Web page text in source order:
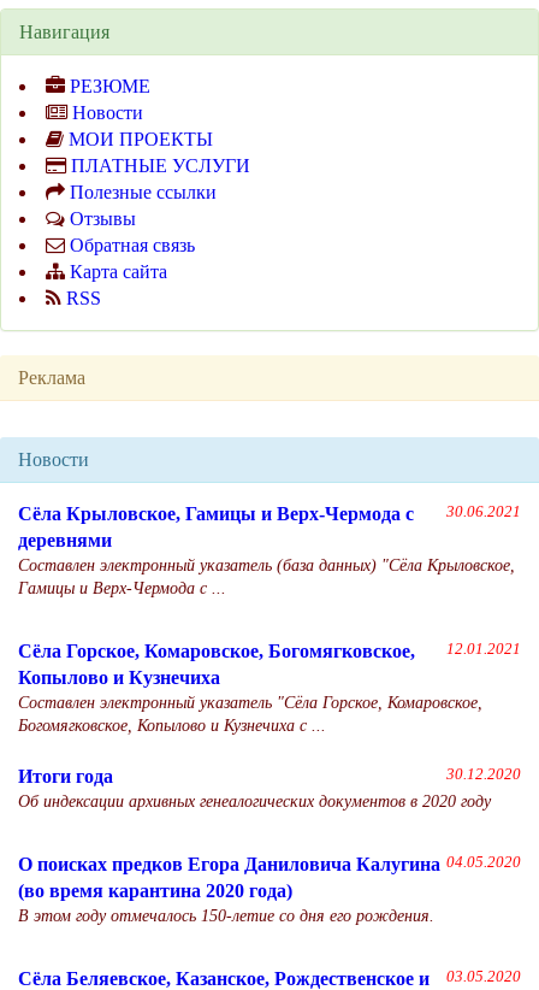
Навигация
РЕЗЮМЕ
Новости
МОИ ПРОЕКТЫ
ПЛАТНЫЕ УСЛУГИ
Полезные ссылки
Отзывы
Обратная связь
Карта сайта
RSS
Реклама
Новости
30.06.2021
Сёла Крыловское, Гамицы и Верх-Чермода с
деревнями
Составлен электронный указатель (база данных) "Сёла Крыловское,
Гамицы и Верх-Чермода с ...
12.01.2021
Сёла Горское, Комаровское, Богомягковское,
Копылово и Кузнечиха
Составлен электронный указатель "Сёла Горское, Комаровское,
Богомягковское, Копылово и Кузнечиха с ...
30.12.2020
Итоги года
Об индексации архивных генеалогических документов в 2020 году
04.05.2020
О поисках предков Егора Даниловича Калугина
(во время карантина 2020 года)
В этом году отмечалось 150-летие со дня его рождения.
03.05.2020
Сёла Беляевское, Казанское, Рождественское и